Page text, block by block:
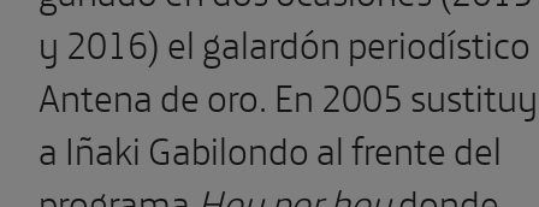
y 2016) el galardón periodístico
Antena de oro. En 2005
a Iñaki Gabilondo al frente del